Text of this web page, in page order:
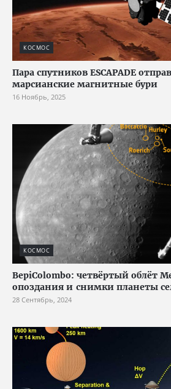
КОСМОС
Пара спутников ESCAPADE
марсианские магнитные бури
16 Ноябрь, 2025
КОСМОС
BepiColombo: четвёртый облёт
опоздания и снимки планеты
28 Сентябрь, 2024